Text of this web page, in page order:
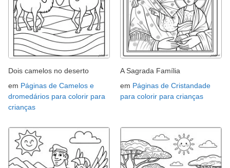
Dois camelos no deserto
em Páginas de Camelos e
dromedários para colorir para
crianças
A Sagrada Família
em Páginas de Cristandade
para colorir para crianças